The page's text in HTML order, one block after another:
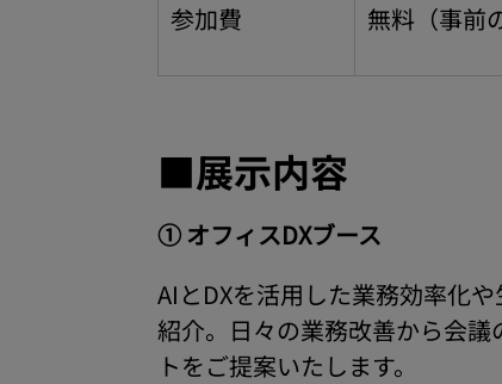
参加費 無料（事前
■展示内容
① オフィスDXブース
AIとDXを活用した業務効率化
紹介。日々の業務改善から会
トをご提案いたします。